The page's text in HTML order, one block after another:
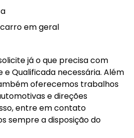
carro em geral
já o que precisa com
e Qualificada necessária. Além
oferecemos trabalhos
e direções
entre em contato
sempre a disposição do